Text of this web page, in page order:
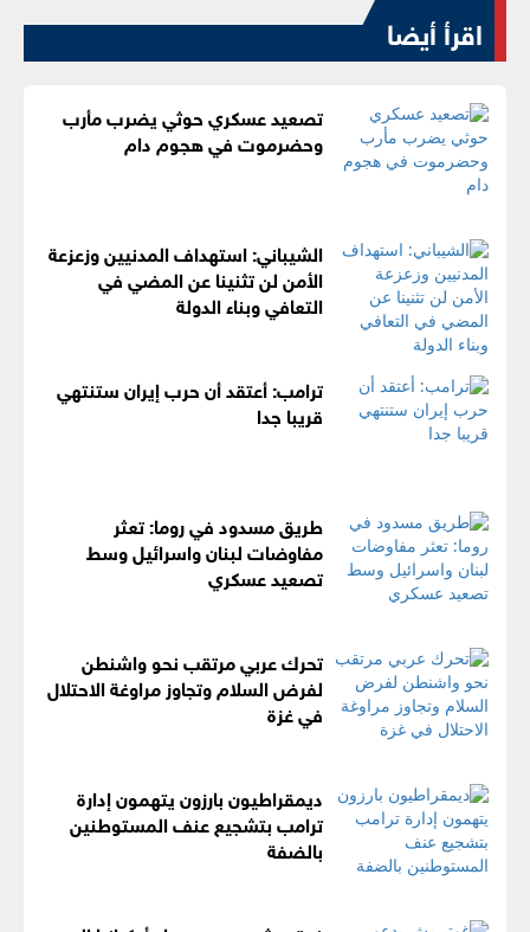
اقرأ أيضا
تصعيد عسكري حوثي يضرب مأرب
وحضرموت في هجوم دام
الشيباني: استهداف المدنيين وزعزعة
الأمن لن تثنينا عن المضي في
التعافي وبناء الدولة
ترامب: أعتقد أن حرب إيران ستنتهي
قريبا جدا
طريق مسدود في روما: تعثر
مفاوضات لبنان واسرائيل وسط
تصعيد عسكري
تحرك عربي مرتقب نحو واشنطن
لفرض السلام وتجاوز مراوغة الاحتلال
في غزة
ديمقراطيون بارزون يتهمون إدارة
ترامب بتشجيع عنف المستوطنين
بالضفة